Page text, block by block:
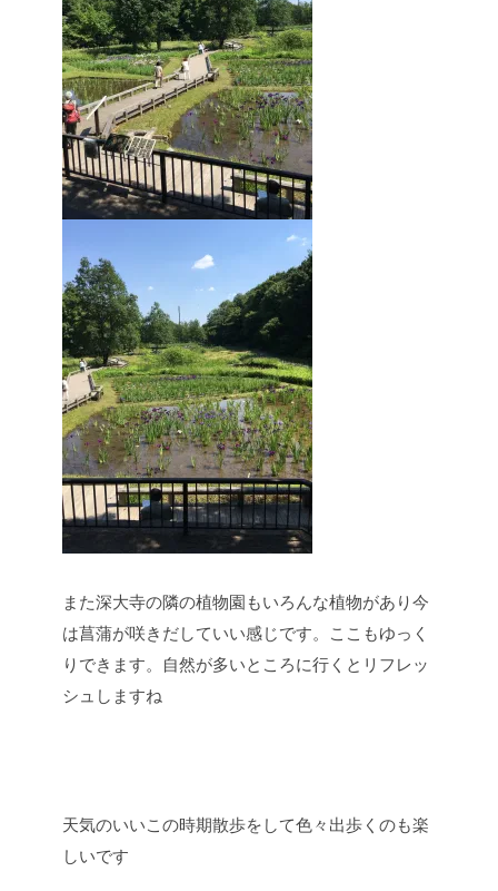
また深大寺の隣の植物園もいろんな植物があり今
は菖蒲が咲きだしていい感じです。ここもゆっく
りできます。自然が多いところに行くとリフレッ
シュしますね
天気のいいこの時期散歩をして色々出歩くのも楽
しいです